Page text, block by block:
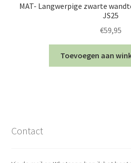
MAT- Langwerpige zwarte
JS25
€59,95
Toevoegen aan
Contact